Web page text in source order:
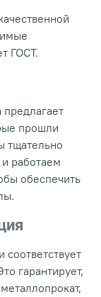
ГОСТ.
прошли
тщательно
работаем
обеспечить
гарантирует,